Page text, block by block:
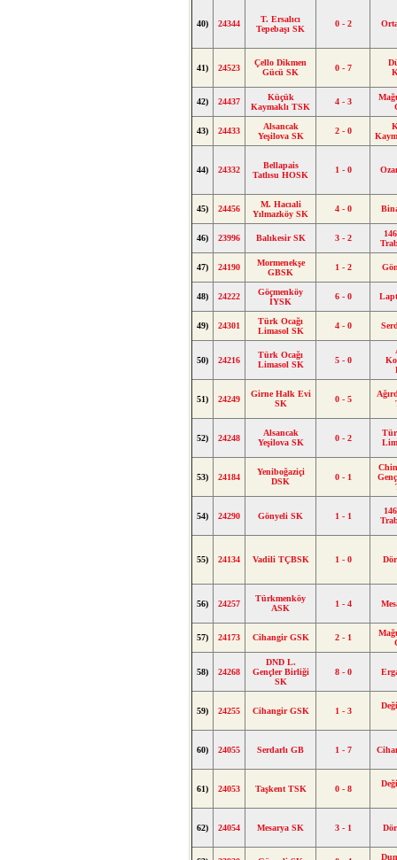
40) 24344
T. Ersalıcı
Tepebaşı SK
0 - 2
41) 24523
Çello Dikmen
Gücü SK
0 - 7
42) 24437
Küçük
Kaymaklı TSK
4 - 3
43) 24433
Alsancak
Yeşilova SK
2 - 0
44) 24332
Bellapais
Tatlısu HOSK
1 - 0
45) 24456
M. Hacıali
Yılmazköy SK
4 - 0
46) 23996 Balıkesir SK 3 - 2
47) 24190
Mormenekşe
GBSK
1 - 2
48) 24222
Göçmenköy
İYSK
6 - 0
49) 24301
Türk Ocağı
Limasol SK
4 - 0
50) 24216
Türk Ocağı
Limasol SK
5 - 0
51) 24249
Girne Halk Evi
SK
0 - 5
52) 24248
Alsancak
Yeşilova SK
0 - 2
53) 24184
Yeniboğaziçi
DSK
0 - 1
54) 24290 Gönyeli SK 1 - 1
55) 24134 Vadili TÇBSK 1 - 0
56) 24257
Türkmenköy
ASK
1 - 4
57) 24173 Cihangir GSK 2 - 1
58) 24268
DND L.
Gençler Birliği
SK
8 - 0
59) 24255 Cihangir GSK 1 - 3
60) 24055 Serdarlı GB 1 - 7
61) 24053 Taşkent TSK 0 - 8
62) 24054 Mesarya SK 3 - 1